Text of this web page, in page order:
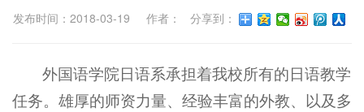
发布时间：2018-03-19 作者： 分享到：
外国语学院日语系承担着我校所有的日语教学
任务。雄厚的师资力量、经验丰富的外教、以及多